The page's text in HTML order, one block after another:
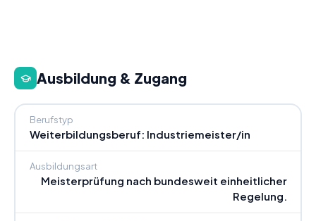
Ausbildung & Zugang
Berufstyp
Weiterbildungsberuf: Industriemeister/in
Ausbildungsart
Meisterprüfung nach bundesweit einheitlicher
Regelung.